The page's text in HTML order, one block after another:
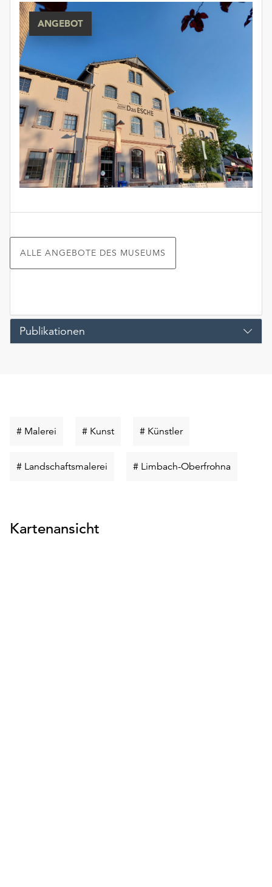
ANGEBOT
ALLE ANGEBOTE DES MUSEUMS
Publikationen
# Malerei Schlüsselwort
# KunstSchlüsselwort
# KünstlerSchlüsselwort
# Landschaftsmalerei Schlüsselwort
# Limbach-Oberfrohna
Kartenansicht